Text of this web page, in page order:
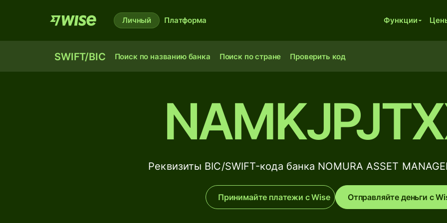
Личный Платформа Функции
SWIFT/BIC Поиск по названию банка Поиск по стране Проверить код
Реквизиты BIC/SWIFT-кода банка NOMURA ASSET
Принимайте платежи с Wise Отправляйте деньги с